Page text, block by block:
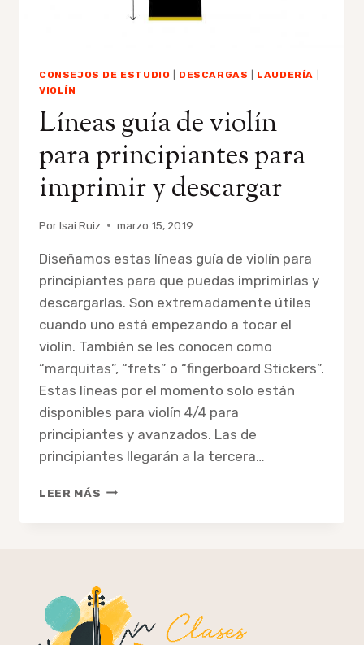
CONSEJOS DE ESTUDIO DESCARGAS LAUDERÍA
VIOLÍN
Líneas guía de violín
para principiantes para
imprimir y descargar
PorIsai Ruiz marzo 15, 2019
Diseñamos estas líneas guía de violín para
principiantes para que puedas imprimirlas y
descargarlas. Son extremadamente útiles
cuando uno está empezando a tocar el
violín. También se les conocen como
“marquitas”, “frets” o “fingerboard Stickers”.
Estas líneas por el momento solo están
disponibles para violín 4/4 para
principiantes y avanzados. Las de
principiantes llegarán a la tercera…
LEER MÁS LÍNEAS
PARA
IMPRIMIR
Y
DESCARGAR